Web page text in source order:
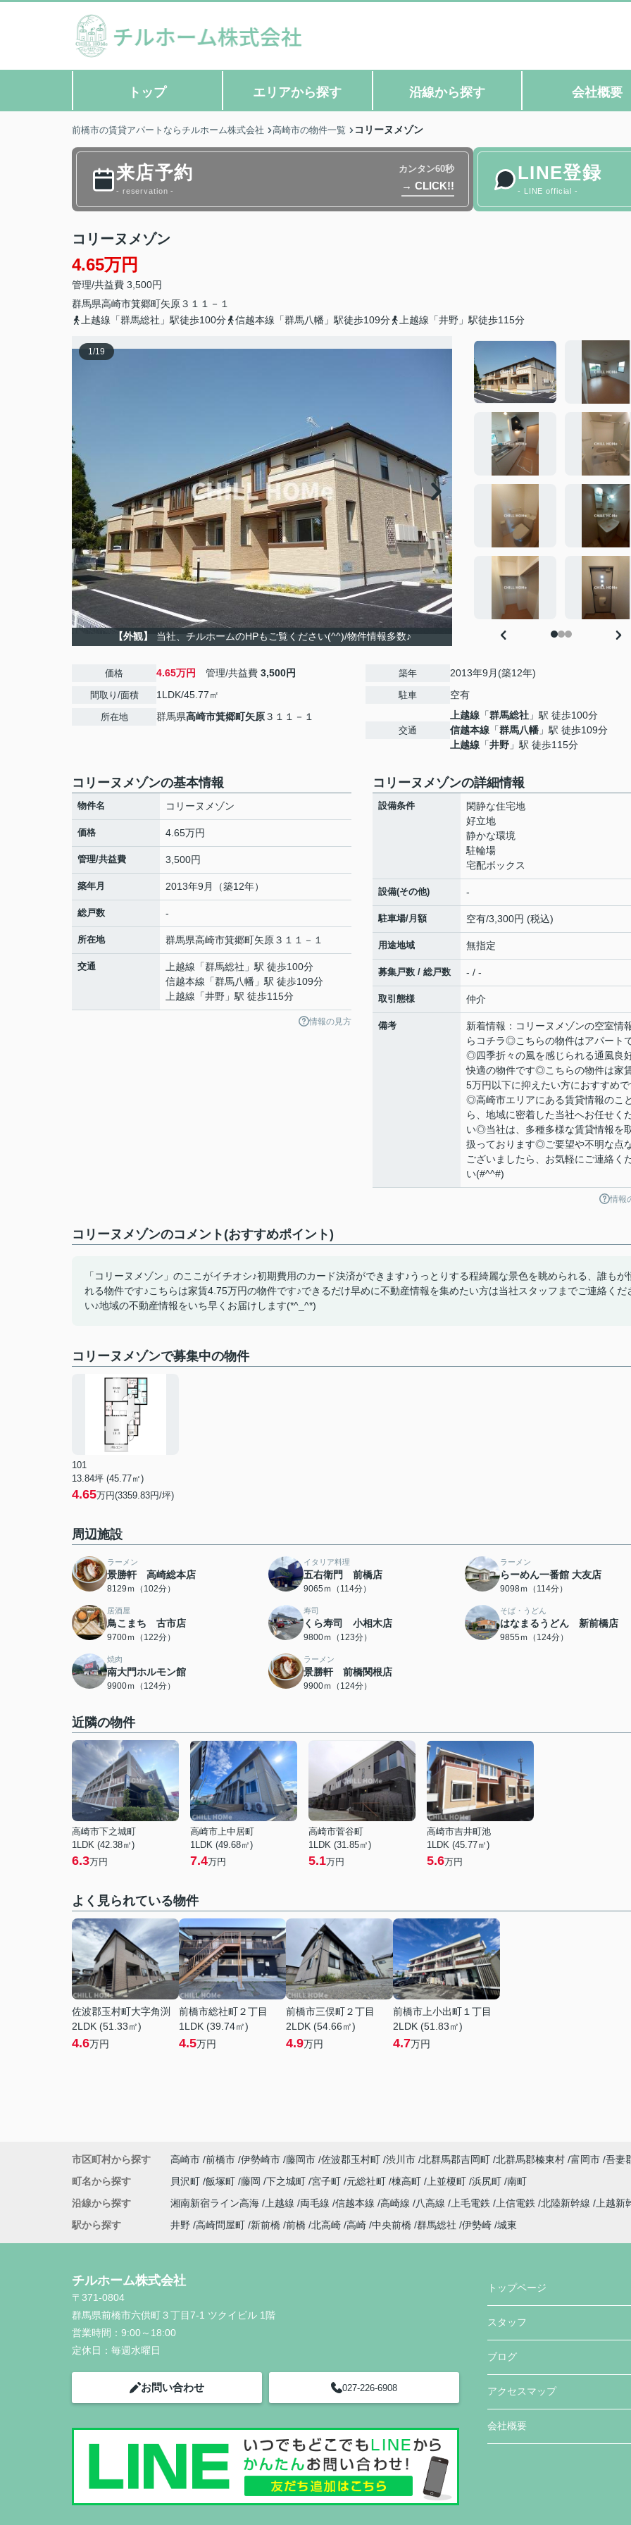
トップ エリアから探す 沿線から探す 会社概要
前橋市の賃貸アパートならチルホーム株式会社 高崎市の物件一覧 コリーヌメゾン
来店予約
- reservation -
カンタン60秒
→ CLICK!!
LINE登録
- LINE official -
コリーヌメゾン
4.65万円
管理/共益費 3,500円
群馬県高崎市箕郷町矢原３１１－１
上越線「群馬総社」駅徒歩100分
信越本線「群馬八幡」駅徒歩109分 上越線「井野」駅徒歩115分
1/19
【外観】 当社、チルホームのHPもご覧ください(^^)/物件情報多数♪
価格 4.65万円 管理/共益費 3,500円
間取り/面積 1LDK/45.77㎡
所在地 群馬県高崎市箕郷町矢原３１１－１
築年 2013年9月(築12年)
駐車 空有
交通
上越線 「群馬総社 」駅 徒歩100分
信越本線 「群馬八幡 」駅 徒歩109分
上越線 「井野 」駅 徒歩115分
コリーヌメゾンの基本情報
物件名 コリーヌメゾン
価格 4.65万円
管理/共益費 3,500円
築年月 2013年9月（築12年）
総戸数 -
所在地 群馬県高崎市箕郷町矢原３１１－１
交通 上越線 「群馬総社 」駅 徒歩100分
信越本線 「群馬八幡 」駅 徒歩109分
上越線 「井野 」駅 徒歩115分
情報の見方
コリーヌメゾンの詳細情報
設備条件
閑静な住宅地
好立地
静かな環境
駐輪場
宅配ボックス
設備(その他) -
駐車場/月額 空有/3,300円 (税込)
用途地域 無指定
募集戸数 / 総戸数 - / -
取引態様 仲介
備考
新着情報：コリーヌメゾンの空室情
らコチラ◎こちらの物件はアパート
◎四季折々の風を感じられる通風良
快適の物件です◎こちらの物件は家
5万円以下に抑えたい方におすすめ
◎高崎市エリアにある賃貸情報のこ
ら、地域に密着した当社へお任せく
い◎当社は、多種多様な賃貸情報を
扱っております◎ご要望や不明な点
ございましたら、お気軽にご連絡く
い(#^^#)
情報
コリーヌメゾンのコメント(おすすめポイント)
「コリーヌメゾン」のここがイチオシ♪初期費用のカード決済ができます♪うっとりする程綺麗な景色を眺められる、誰もが
れる物件です♪こちらは家賃4.75万円の物件です♪できるだけ早めに不動産情報を集めたい方は当社スタッフまでご連絡くだ
い♪地域の不動産情報をいち早くお届けします(*^_^*)
コリーヌメゾンで募集中の物件
101
13.84坪 (45.77㎡)
4.65万円(3359.83円/坪)
周辺施設
ラーメン
景勝軒 高崎総本店
8129ｍ（102分）
イタリア料理
五右衛門 前橋店
9065ｍ（114分）
ラーメン
らーめん一番館 大友店
9098ｍ（114分）
居酒屋
鳥こまち 古市店
9700ｍ（122分）
寿司
くら寿司 小相木店
9800ｍ（123分）
そば・うどん
はなまるうどん 新前橋店
9855ｍ（124分）
焼肉
南大門ホルモン館
9900ｍ（124分）
ラーメン
景勝軒 前橋関根店
9900ｍ（124分）
近隣の物件
高崎市下之城町
1LDK (42.38㎡)
6.3万円
高崎市上中居町
1LDK (49.68㎡)
7.4万円
高崎市菅谷町
1LDK (31.85㎡)
5.1万円
高崎市吉井町池
1LDK (45.77㎡)
5.6万円
よく見られている物件
佐波郡玉村町大字角渕
2LDK (51.33㎡)
4.6万円
前橋市総社町２丁目
1LDK (39.74㎡)
4.5万円
前橋市三俣町２丁目
2LDK (54.66㎡)
4.9万円
前橋市上小出町１丁目
2LDK (51.83㎡)
4.7万円
市区町村から探す 高崎市 前橋市 伊勢崎市 藤岡市 佐波郡玉村町 渋川市 北群馬郡吉岡町 北群馬郡榛東村 富岡市 吾妻
町名から探す
貝沢町 飯塚町 藤岡 下之城町 宮子町 元総社町 棟高町 上並榎町 浜尻町 南町
沿線から探す
湘南新宿ライン高海 上越線 両毛線 信越本線 高崎線 八高線 上毛電鉄 上信電鉄 北陸新幹線
上越新
駅から探す
井野 高崎問屋町 新前橋 前橋 北高崎 高崎 中央前橋 群馬総社 伊勢崎 城東
チルホーム株式会社
〒371-0804
群馬県前橋市六供町３丁目7-1 ツクイビル 1階
営業時間： 9:00～18:00
定休日： 毎週水曜日
お問い合わせ 027-226-6908
トップページ
スタッフ
ブログ
アクセスマップ
会社概要